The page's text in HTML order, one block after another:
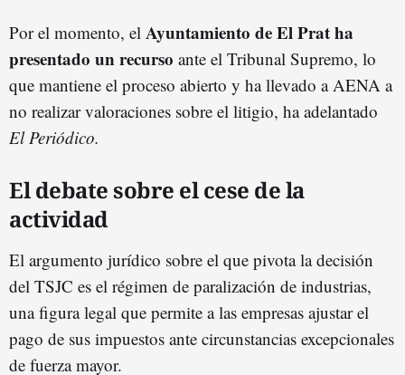
Por el momento, el Ayuntamiento de El Prat ha
presentado un recurso ante el Tribunal Supremo, lo
que mantiene el proceso abierto y ha llevado a AENA a
no realizar valoraciones sobre el litigio, ha adelantado
El Periódico.
El debate sobre el cese de la
actividad
El argumento jurídico sobre el que pivota la decisión
del TSJC es el régimen de paralización de industrias,
una figura legal que permite a las empresas ajustar el
pago de sus impuestos ante circunstancias excepcionales
de fuerza mayor.